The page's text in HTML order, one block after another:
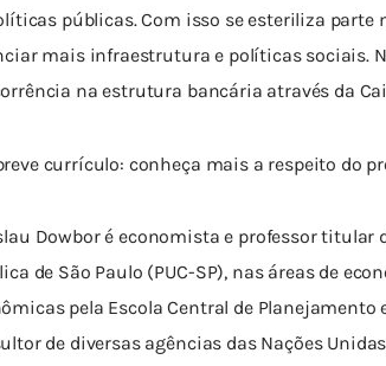
públicas. Com isso se esteriliza
mais infraestrutura e políticas sociais.
na estrutura bancária através da
currículo: conheça mais a respeito do
Dowbor é economista e professor
de São Paulo (PUC-SP), nas áreas de
pela Escola Central de
de diversas agências das Nações